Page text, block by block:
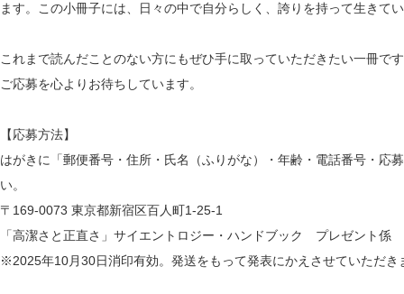
ます。この小冊子には、日々の中で自分らしく、誇りを持って生きて
これまで読んだことのない方にもぜひ手に取っていただきたい一冊で
ご応募を心よりお待ちしています。
【応募方法】
はがきに「郵便番号・住所・氏名（ふりがな）・年齢・電話番号・応
い。
〒169-0073 東京都新宿区百人町1-25-1
「高潔さと正直さ」サイエントロジー・ハンドブック プレゼント係
※2025年10月30日消印有効。発送をもって発表にかえさせていただき